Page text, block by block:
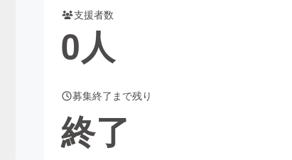
ビューティー・ヘルスケア
支援者数
0人
募集終了まで残り
終了